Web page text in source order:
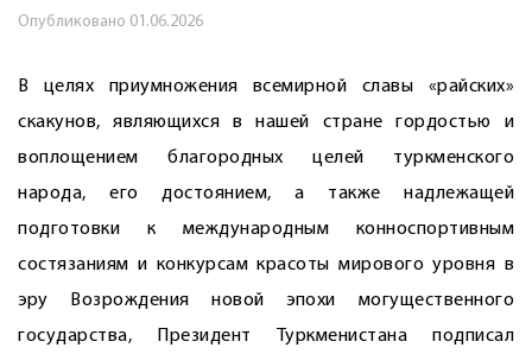
Опубликовано 01.06.2026
В целях приумножения всемирной славы «райских»
скакунов, являющихся в нашей стране гордостью и
воплощением благородных целей туркменского
народа, его достоянием, а также надлежащей
подготовки к международным конноспортивным
состязаниям и конкурсам красоты мирового уровня в
эру Возрождения новой эпохи могущественного
государства, Президент Туркменистана подписал